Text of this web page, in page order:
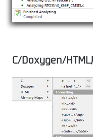
C/Doxygen/HTML